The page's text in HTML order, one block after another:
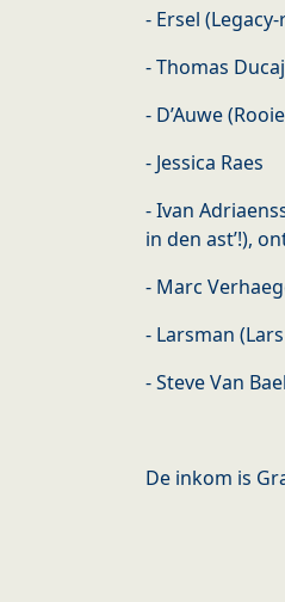
- Ersel
- Thomas
- D’Auwe
- Jessica Raes
- Ivan
in den ast’!),
- Marc
- Larsman
- Steve Van
De inkom is